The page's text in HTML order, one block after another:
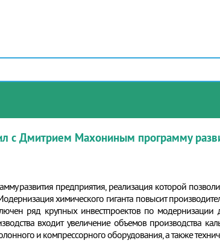
Дмитрием Махониным программу
развития предприятия, реализация которой
химического гиганта повысит
ряд крупных инвестпроектов по
входит увеличение объемов производства
и компрессорного оборудования, а также